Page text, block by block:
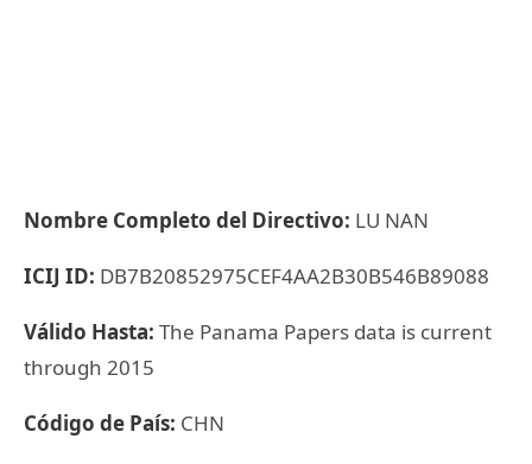
Nombre Completo del Directivo: LU NAN
ICIJ ID: DB7B20852975CEF4AA2B30B546B89088
Válido Hasta: The Panama Papers data is current
through 2015
Código de País: CHN